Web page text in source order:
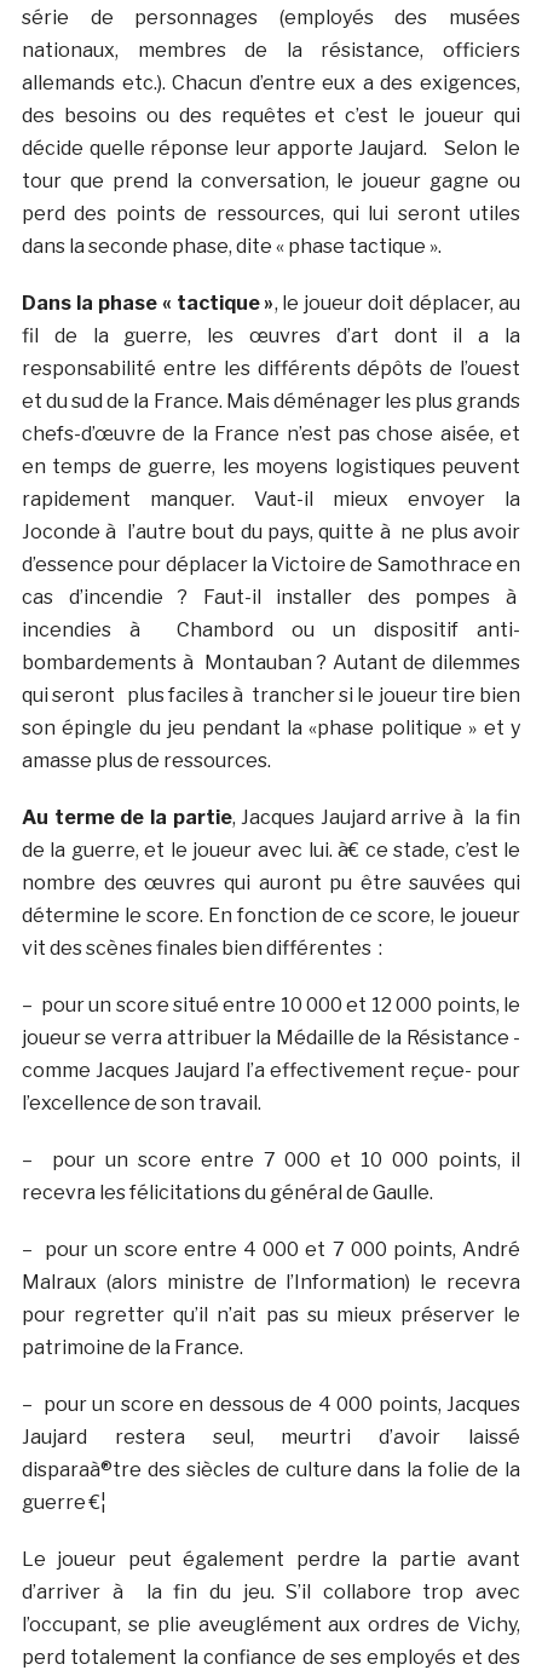
série de personnages (employés des musées
nationaux, membres de la résistance, officiers
allemands etc.). Chacun d’entre eux a des exigences,
des besoins ou des requêtes et c’est le joueur qui
décide quelle réponse leur apporte Jaujard. Selon le
tour que prend la conversation, le joueur gagne ou
perd des points de ressources, qui lui seront utiles
dans la seconde phase, dite « phase tactique ».
Dans la phase « tactique », le joueur doit déplacer, au
fil de la guerre, les œuvres d’art dont il a la
responsabilité entre les différents dépôts de l’ouest
et du sud de la France. Mais déménager les plus grands
chefs-d’œuvre de la France n’est pas chose aisée, et
en temps de guerre, les moyens logistiques peuvent
rapidement manquer. Vaut-il mieux envoyer la
Joconde à l’autre bout du pays, quitte à ne plus avoir
d’essence pour déplacer la Victoire de Samothrace en
cas d’incendie ? Faut-il installer des pompes à
incendies à Chambord ou un dispositif anti-
bombardements à Montauban ? Autant de dilemmes
qui seront plus faciles à trancher si le joueur tire bien
son épingle du jeu pendant la «phase politique » et y
amasse plus de ressources.
Au terme de la partie, Jacques Jaujard arrive à la fin
de la guerre, et le joueur avec lui. à€ ce stade, c’est le
nombre des œuvres qui auront pu être sauvées qui
détermine le score. En fonction de ce score, le joueur
vit des scènes finales bien différentes :
– pour un score situé entre 10 000 et 12 000 points, le
joueur se verra attribuer la Médaille de la Résistance -
comme Jacques Jaujard l’a effectivement reçue- pour
l’excellence de son travail.
– pour un score entre 7 000 et 10 000 points, il
recevra les félicitations du général de Gaulle.
– pour un score entre 4 000 et 7 000 points, André
Malraux (alors ministre de l’Information) le recevra
pour regretter qu’il n’ait pas su mieux préserver le
patrimoine de la France.
– pour un score en dessous de 4 000 points, Jacques
Jaujard restera seul, meurtri d’avoir laissé
disparaà®tre des siècles de culture dans la folie de la
guerre €¦
Le joueur peut également perdre la partie avant
d’arriver à la fin du jeu. S’il collabore trop avec
l’occupant, se plie aveuglément aux ordres de Vichy,
perd totalement la confiance de ses employés et des